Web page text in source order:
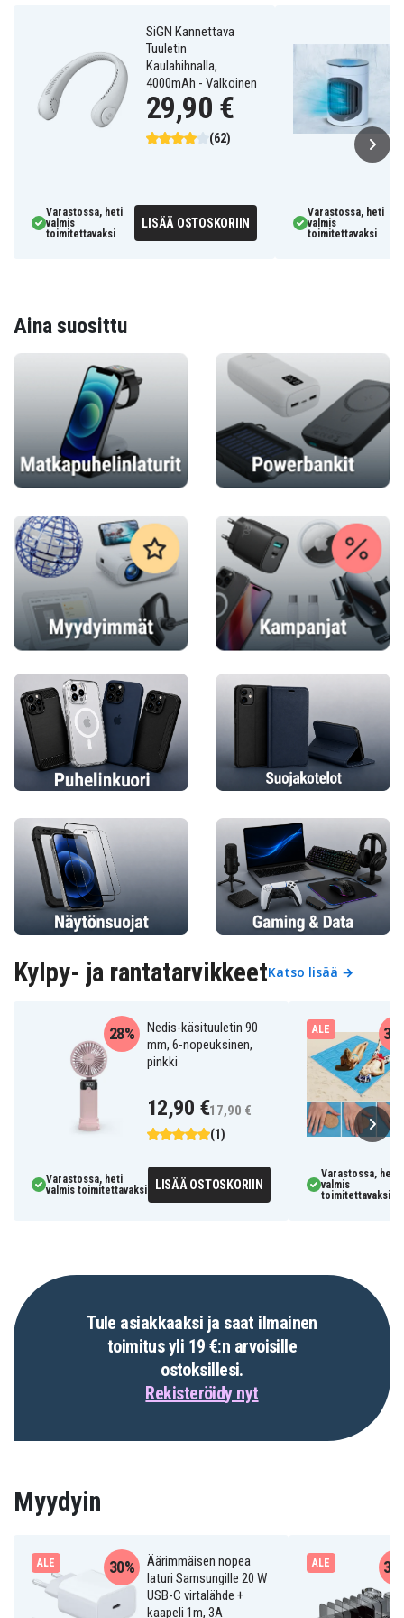
SiGN Kannettava
Tuuletin
Kaulahihnalla,
4000mAh - Valkoinen
(62)
29,90 €
Varastossa, heti
valmis
toimitettavaksi
LISÄÄ OSTOSKORIIN
Varastossa, heti
valmis
toimitettavaksi
Aina suosittu
Kylpy- ja rantatarvikkeetKatso lisää →
Nedis-käsituuletin 90
mm, 6-nopeuksinen,
pinkki
(1)
28%
12,90 €17,90 €
Varastossa, heti
valmis toimitettavaksi
LISÄÄ OSTOSKORIIN
ALE
Varastossa, heti
valmis
toimitettavaksi
Tule asiakkaaksi ja saat ilmainen
toimitus yli 19 €:n arvoisille
ostoksillesi.
Rekisteröidy nyt
Myydyin
ALE
Äärimmäisen nopea
laturi Samsungille 20 W
USB-C virtalähde +
kaapeli 1m, 3A
30% ALE